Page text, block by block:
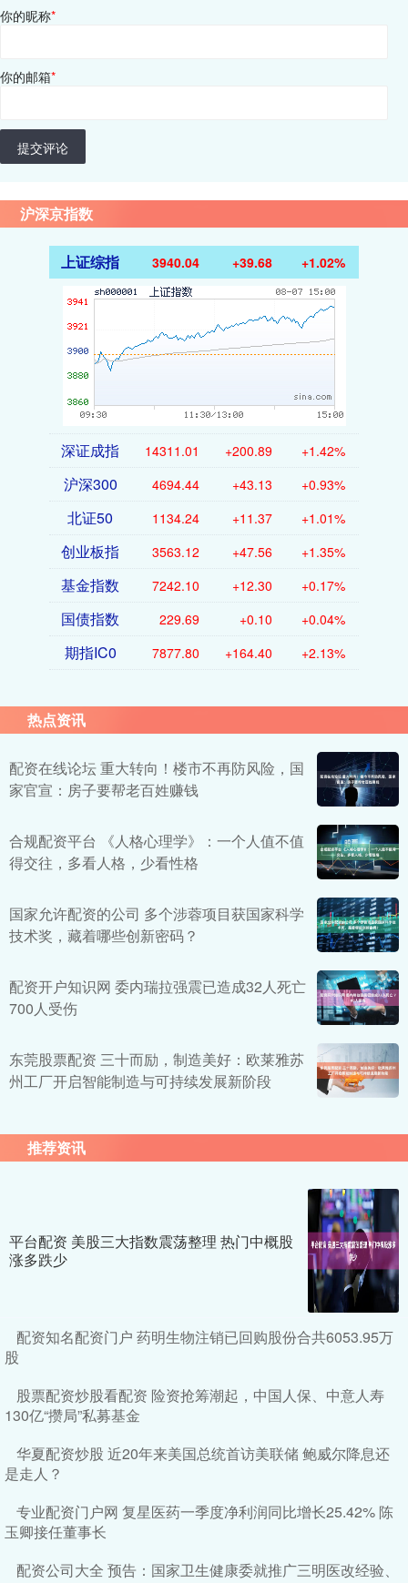
你的昵称*
你的邮箱*
提交评论
沪深京指数
上证综指 3940.04 +39.68 +1.02%
深证成指 14311.01 +200.89 +1.42%
沪深300 4694.44 +43.13 +0.93%
北证50 1134.24 +11.37 +1.01%
创业板指 3563.12 +47.56 +1.35%
基金指数 7242.10 +12.30 +0.17%
国债指数 229.69 +0.10 +0.04%
期指IC0 7877.80 +164.40 +2.13%
热点资讯
配资在线论坛 重大转向！楼市不再防风险，国
家官宣：房子要帮老百姓赚钱
合规配资平台 《人格心理学》：一个人值不值
得交往，多看人格，少看性格
国家允许配资的公司 多个涉蓉项目获国家科学
技术奖，藏着哪些创新密码？
配资开户知识网 委内瑞拉强震已造成32人死亡
700人受伤
东莞股票配资 三十而励，制造美好：欧莱雅苏
州工厂开启智能制造与可持续发展新阶段
推荐资讯
平台配资 美股三大指数震荡整理 热门中概股
涨多跌少
配资知名配资门户 药明生物注销已回购股份合共6053.95万
股
股票配资炒股看配资 险资抢筹潮起，中国人保、中意人寿
130亿“攒局”私募基金
华夏配资炒股 近20年来美国总统首访美联储 鲍威尔降息还
是走人？
专业配资门户网 复星医药一季度净利润同比增长25.42% 陈
玉卿接任董事长
配资公司大全 预告：国家卫生健康委就推广三明医改经验、